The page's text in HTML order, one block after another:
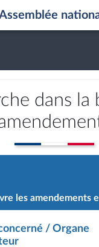
dans la
les amendements
/ Organe